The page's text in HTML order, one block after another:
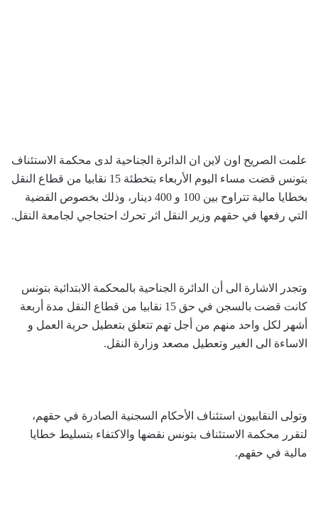
علمت الصريح اون لاين ان الدائرة الجناحية لدى محكمة الاستئناف
بتونس قضت مساء اليوم الأربعاء بتخطئة 15 نقابيا من قطاع النقل
بخطايا مالية تتراوح بين 100 و 400 دينار، وذلك بخصوص القضية
التي رفعها في حقهم وزير النقل اثر تحرك احتجاجي لجامعة النقل.
وتجدر الاشارة الى أن الدائرة الجناحية بالمحكمة الابتدائية بتونس
كانت قضت بالسجن في حق 15 نقابيا من قطاع النقل مدة أربعة
أشهر لكل واحد منهم من أجل تهم تتعلق بتعطيل حرية العمل و
الاساءة الى الغير وتعطيل مصعد وزارة النقل.
وتولى النقابيون استئناف الأحكام السجنية الصادرة في حقهم،
لتقرر محكمة الاستئناف بتونس نقضها والاكتفاء بتسليط خطايا
مالية في حقهم.